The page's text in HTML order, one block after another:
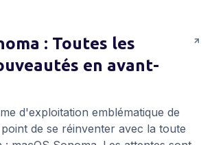
: Toutes les
en avant-
d'exploitation emblématique de
de se réinventer avec la toute